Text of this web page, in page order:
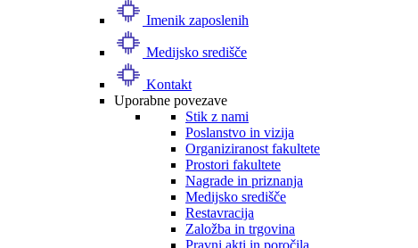
Imenik zaposlenih
Medijsko središče
Kontakt
Uporabne povezave
Stik z nami
Poslanstvo in vizija
Organiziranost fakultete
Prostori fakultete
Nagrade in priznanja
Medijsko središče
Restavracija
Založba in trgovina
Pravni akti in poročila